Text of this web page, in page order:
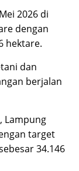
2026 di
dengan
hektare.
dan
berjalan
Lampung
target
34.146